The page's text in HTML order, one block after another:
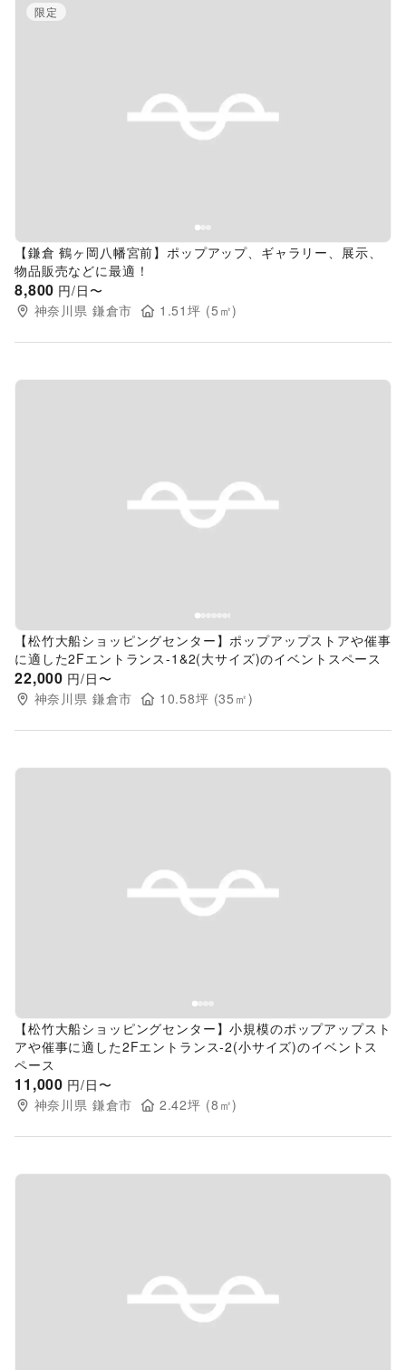
Previous slide
限定
【鎌倉 鶴ヶ岡八幡宮前】ポップアップ、ギャラリー、展示、
物品販売などに最適！
8,800 円/日〜
神奈川県 鎌倉市 1.51坪 (5 ㎡)
Previous slide
【松竹大船ショッピングセンター】ポップアップストアや催事
に適した2Fエントランス-1&2(大サイズ)のイベントスペース
22,000 円/日〜
神奈川県 鎌倉市 10.58坪 (35 ㎡)
Previous slide
【松竹大船ショッピングセンター】小規模のポップアップスト
アや催事に適した2Fエントランス-2(小サイズ)のイベントス
ペース
11,000 円/日〜
神奈川県 鎌倉市 2.42坪 (8 ㎡)
Previous slide